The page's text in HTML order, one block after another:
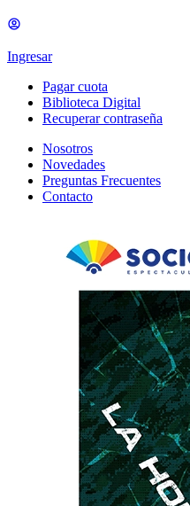
Ingresar
Pagar cuota
Biblioteca Digital
Recuperar contraseña
Nosotros
Novedades
Preguntas Frecuentes
Contacto